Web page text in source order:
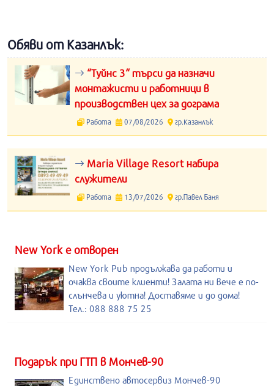
Обяви от Казанлък:
“Туйнс 3“ търси да назначи
монтажисти и работници в
производствен цех за дограма
Работа 07/08/2026 гр.Казанлък
Maria Village Resort набира
служители
Работа 13/07/2026 гр.Павел Баня
New York е отворен
New York Pub продължава да работи и
очаква своите клиенти! Залата ни вече е по-
слънчева и уютна! Доставяме и до дома!
Тел.: 088 888 75 25
Подарък при ГТП в Мончев-90
Единствено автосервиз Мончев-90